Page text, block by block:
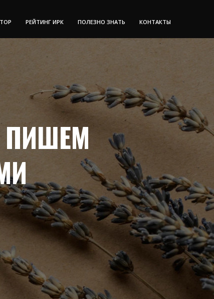
РЕЙТИНГ ИРК ПОЛЕЗНО ЗНАТЬ КОНТАКТЫ
ПИШЕМ